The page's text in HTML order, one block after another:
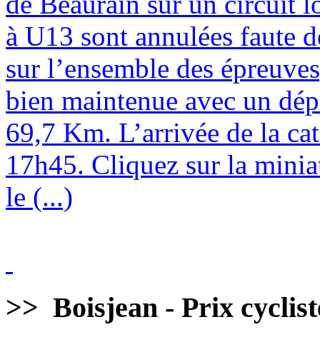
à U13 sont annulées faute
sur l’ensemble des
bien maintenue avec un
69,7 Km. L’arrivée de la
17h45. Cliquez sur la
le (...)
>> Boisjean - Prix